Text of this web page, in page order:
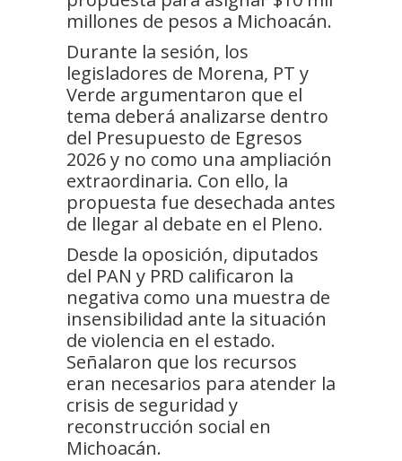
millones de pesos a Michoacán.
Durante la sesión, los
legisladores de Morena, PT y
Verde argumentaron que el
tema deberá analizarse dentro
del Presupuesto de Egresos
2026 y no como una ampliación
extraordinaria. Con ello, la
propuesta fue desechada antes
de llegar al debate en el Pleno.
Desde la oposición, diputados
del PAN y PRD calificaron la
negativa como una muestra de
insensibilidad ante la situación
de violencia en el estado.
Señalaron que los recursos
eran necesarios para atender la
crisis de seguridad y
reconstrucción social en
Michoacán.